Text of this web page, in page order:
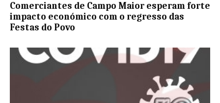
Comerciantes de Campo Maior esperam forte
impacto económico com o regresso das
Festas do Povo